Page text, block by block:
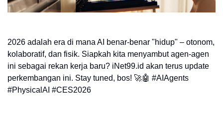
2026 adalah era di mana AI benar-benar "hidup" – otonom,
kolaboratif, dan fisik. Siapkah kita menyambut agen-agen
ini sebagai rekan kerja baru? iNet99.id akan terus update
perkembangan ini. Stay tuned, bos! 🚀🤖 #AIAgents
#PhysicalAI #CES2026